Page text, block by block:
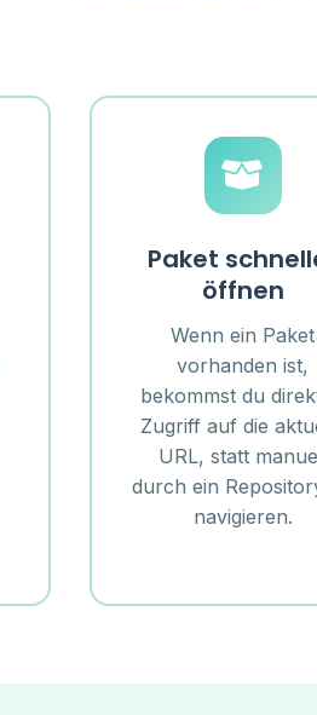
Paket
öffnen
Wenn ein Paket
vorhanden ist,
bekommst du
Zugriff auf die
URL, statt
durch ein
navigieren.